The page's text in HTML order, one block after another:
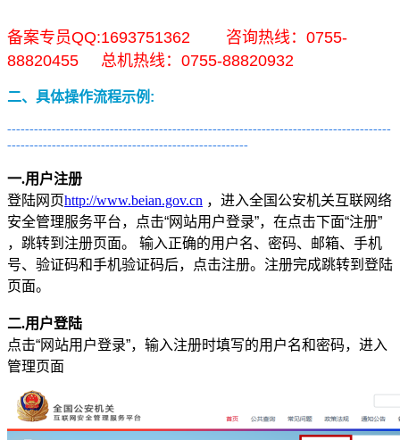
快速部署组网
超融合
大企业首选
SD-WAN
智能盒子即买即用
全球加速服务
定制跨境加速
数据中心
华南BGP机房
深圳横岗电信机房
FIL/CHIA/BZZ首选机房
深圳龙华观澜机房
国家B+级机房
备案专员QQ:1693751362 咨询热线：0755-
88820455 总机热线：0755-88820932
二、具体操作流程示例:
--------------------------------------------------------------------------------------
------------------------------------------------------
一.用户注册
登陆网页http://www.beian.gov.cn ，进入全国公安机关互联网络
安全管理服务平台，点击“网站用户登录”，在点击下面“注册”
，跳转到注册页面。 输入正确的用户名、密码、邮箱、手机
号、验证码和手机验证码后，点击注册。注册完成跳转到登陆
页面。
二.用户登陆
点击“网站用户登录”，输入注册时填写的用户名和密码，进入
管理页面